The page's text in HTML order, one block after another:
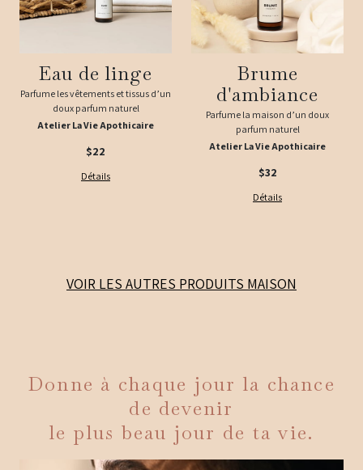
Eau de linge
Parfume les vêtements et tissus d’un
doux parfum naturel
Atelier La Vie Apothicaire
$22
Détails
Brume
d'ambiance
Parfume la maison d’un doux
parfum naturel
Atelier La Vie Apothicaire
$32
Détails
VOIR LES AUTRES PRODUITS MAISON
Donne à chaque jour la chance
de devenir
le plus beau jour de ta vie.